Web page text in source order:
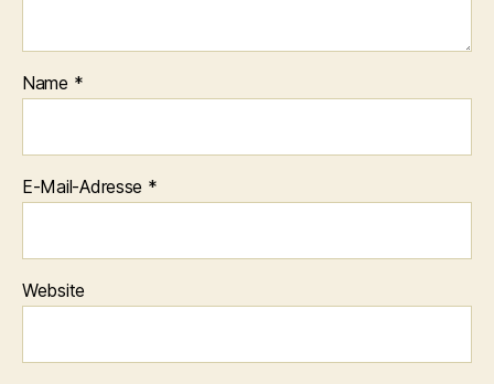
Name *
E-Mail-Adresse *
Website